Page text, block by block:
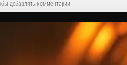
добавлять комментарии